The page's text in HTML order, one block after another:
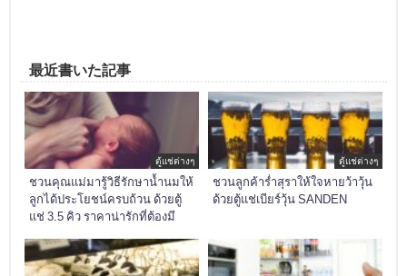
最近書いた記事
ตู้แช่ต่างๆ
ชวนคุณแม่มารู้วิธีรักษาน้ำนมให้
ลูกได้ประโยชน์ครบถ้วน ด้วยตู้
แช่ 3.5 คิว ราคาน่ารักที่ต้องมี
ตู้แช่ต่างๆ
ชวนลูกค้าร่ำสุราให้ใจหายว้าวุ้น
ด้วยตู้แช่เบียร์วุ้น SANDEN